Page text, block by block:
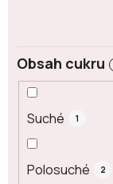
Obsah cukru
Suché 1
Polosuché 2